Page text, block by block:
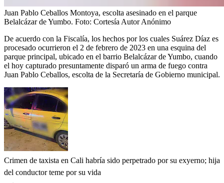
Juan Pablo Ceballos Montoya, escolta asesinado en el parque
Belalcázar de Yumbo. Foto: Cortesía Autor Anónimo
De acuerdo con la Fiscalía, los hechos por los cuales Suárez Díaz es
procesado ocurrieron el 2 de febrero de 2023 en una esquina del
parque principal, ubicado en el barrio Belalcázar de Yumbo, cuando
el hoy capturado presuntamente disparó un arma de fuego contra
Juan Pablo Ceballos, escolta de la Secretaría de Gobierno municipal.
Crimen de taxista en Cali habría sido perpetrado por su exyerno; hija
del conductor teme por su vida